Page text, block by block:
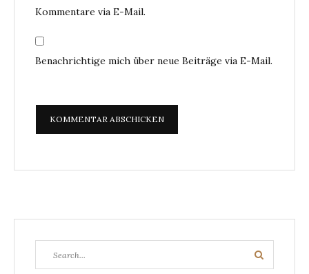
Kommentare via E-Mail.
Benachrichtige mich über neue Beiträge via E-Mail.
for:
Search